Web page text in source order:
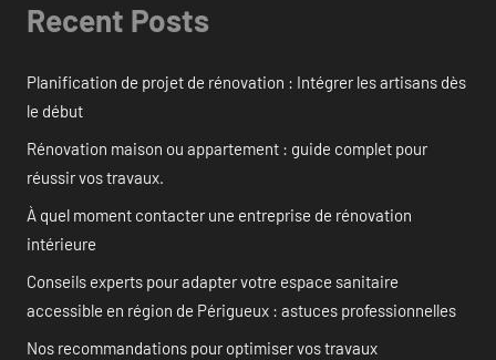
Recent Posts
Planification de projet de rénovation : Intégrer les artisans dès
le début
Rénovation maison ou appartement : guide complet pour
réussir vos travaux.
À quel moment contacter une entreprise de rénovation
intérieure
Conseils experts pour adapter votre espace sanitaire
accessible en région de Périgueux : astuces professionnelles
Nos recommandations pour optimiser vos travaux